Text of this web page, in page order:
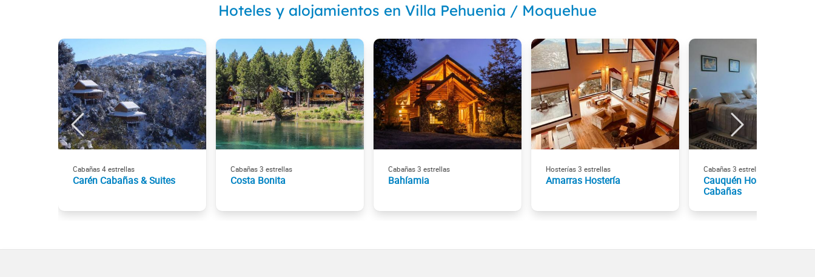
Hoteles y alojamientos en Villa Pehuenia / Moquehue
Cabañas 4 estrellas
Carén Cabañas & Suites
Cabañas 3 estrellas
Costa Bonita
Cabañas 3 estrellas
Bahíamia
Hosterías 3 estrellas
Amarras Hostería
Cabañas 3 estrellas
Cauquén Hostería y
Cabañas